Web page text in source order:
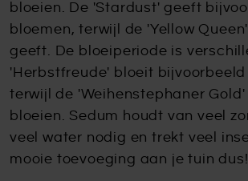
bloeien. De 'Stardust' geeft
bloemen, terwijl de 'Yellow
geeft. De bloeiperiode is
'Herbstfreude' bloeit bijvoorbeeld
terwijl de 'Weihenstephaner
bloeien. Sedum houdt van veel
veel water nodig en trekt veel
mooie toevoeging aan je tuin dus!